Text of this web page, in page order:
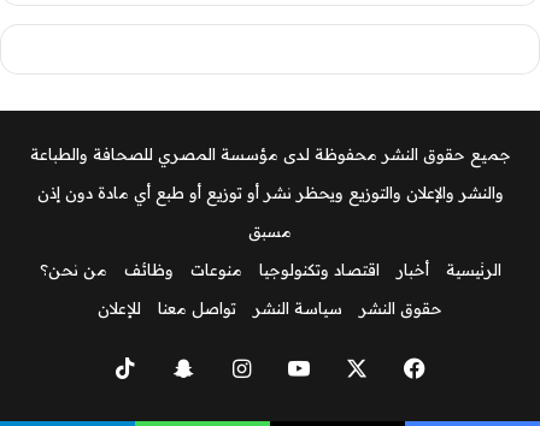
جميع حقوق النشر محفوظة لدى مؤسسة المصري للصحافة والطباعة
والنشر والإعلان والتوزيع ويحظر نشر أو توزيع أو طبع أي مادة دون إذن
مسبق
الرئيسية
أخبار اقتصاد وتكنولوجيا منوعات وظائف
من نحن؟
حقوق النشر
سياسة النشر تواصل معنا للإعلان
فيسبوك ‫YouTubeانستقرامسناب